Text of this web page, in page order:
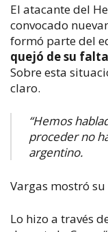
El atacante del
convocado
formó parte del
quejó de su
Sobre esta
claro.
“Hemos
proceder no
argentino.
Vargas mostró
Lo hizo a través